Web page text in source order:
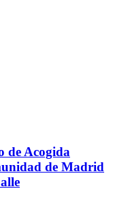
de Acogida
de Madrid